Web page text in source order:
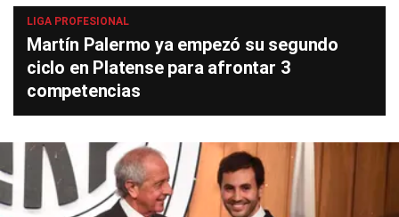
LIGA PROFESIONAL
Martín Palermo ya empezó su segundo
ciclo en Platense para afrontar 3
competencias